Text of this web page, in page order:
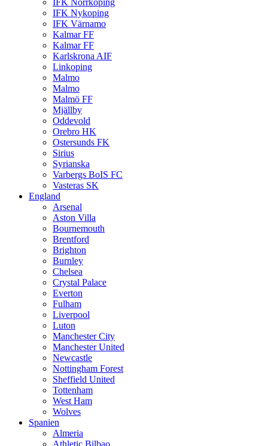
IFK Nykoping
IFK Värnamo
Kalmar FF
Kalmar FF
Karlskrona AIF
Linkoping
Malmo
Malmo
Malmö FF
Mjällby
Oddevold
Orebro HK
Ostersunds FK
Sirius
Syrianska
Varbergs BoIS FC
Vasteras SK
England
Arsenal
Aston Villa
Bournemouth
Brentford
Brighton
Burnley
Chelsea
Crystal Palace
Everton
Fulham
Liverpool
Luton
Manchester City
Manchester United
Newcastle
Nottingham Forest
Sheffield United
Tottenham
West Ham
Wolves
Spanien
Almeria
Athletic Bilbao